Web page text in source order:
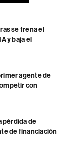
se frena el
y baja el
agente de
con
pérdida de
de financiación